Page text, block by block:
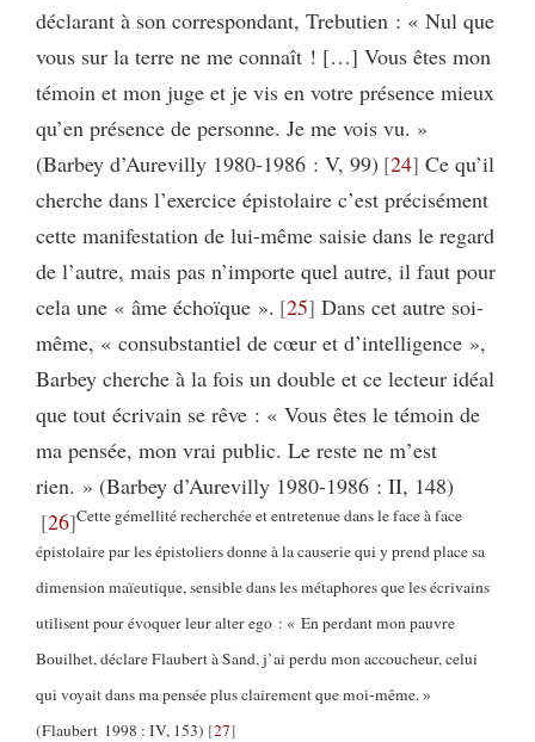
déclarant à son correspondant, Trebutien : « Nul que
vous sur la terre ne me connaît ! […] Vous êtes mon
témoin et mon juge et je vis en votre présence mieux
qu’en présence de personne. Je me vois vu. »
(Barbey d’Aurevilly 1980-1986 : V, 99) 24 Ce qu’il
cherche dans l’exercice épistolaire c’est précisément
cette manifestation de lui-même saisie dans le regard
de l’autre, mais pas n’importe quel autre, il faut pour
cela une « âme échoïque ». 25 Dans cet autre soi-
même, « consubstantiel de cœur et d’intelligence »,
Barbey cherche à la fois un double et ce lecteur idéal
que tout écrivain se rêve : « Vous êtes le témoin de
ma pensée, mon vrai public. Le reste ne m’est
rien. » (Barbey d’Aurevilly 1980-1986 : II, 148)
26 Cette gémellité recherchée et entretenue dans le face à face
épistolaire par les épistoliers donne à la causerie qui y prend place sa
dimension maïeutique, sensible dans les métaphores que les écrivains
utilisent pour évoquer leur alter ego : « En perdant mon pauvre
Bouilhet, déclare Flaubert à Sand, j’ai perdu mon accoucheur, celui
qui voyait dans ma pensée plus clairement que moi-même. »
(Flaubert 1998 : IV, 153) 27